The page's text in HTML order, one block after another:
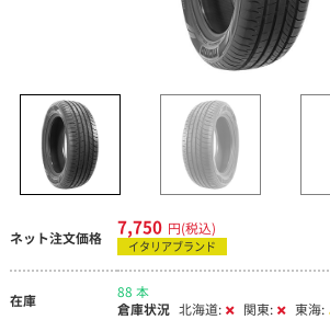
ネット注文価格 7,750 円(税込)
イタリアブランド
在庫
88 本
倉庫状況 北海道: 関東: 東海: